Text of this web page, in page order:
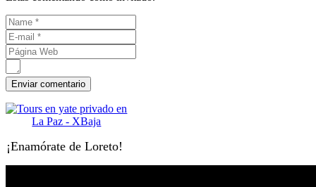
¡Enamórate de Loreto!